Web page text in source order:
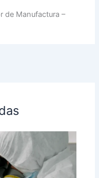
de Manufactura –